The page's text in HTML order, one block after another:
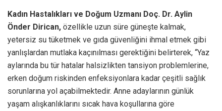
Kadın Hastalıkları ve Doğum Uzmanı Doç. Dr. Aylin
Önder Dirican, özellikle uzun süre güneşte kalmak,
yetersiz su tüketmek ve gıda güvenliğini ihmal etmek gibi
yanlışlardan mutlaka kaçınılması gerektiğini belirterek, “Yaz
aylarında bu tür hatalar halsizlikten tansiyon problemlerine,
erken doğum riskinden enfeksiyonlara kadar çeşitli sağlık
sorunlarına yol açabilmektedir. Anne adaylarının günlük
yaşam alışkanlıklarını sıcak hava koşullarına göre